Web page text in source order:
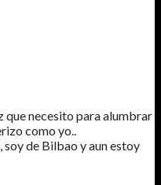
que necesito para alumbrar
como yo..
soy de Bilbao y aun estoy